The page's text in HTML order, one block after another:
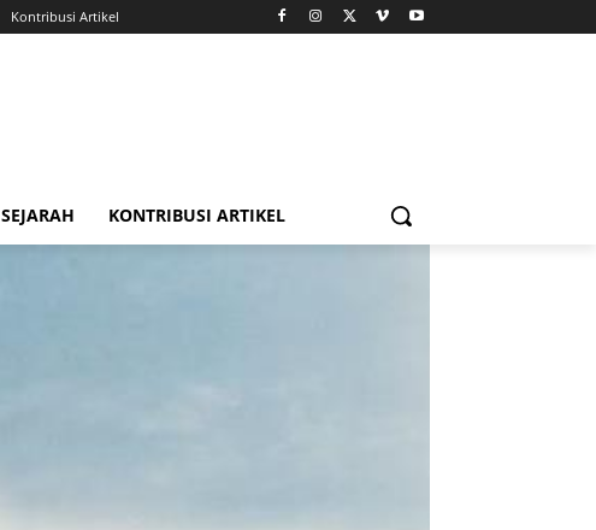
Kontribusi Artikel
SEJARAH KONTRIBUSI ARTIKEL